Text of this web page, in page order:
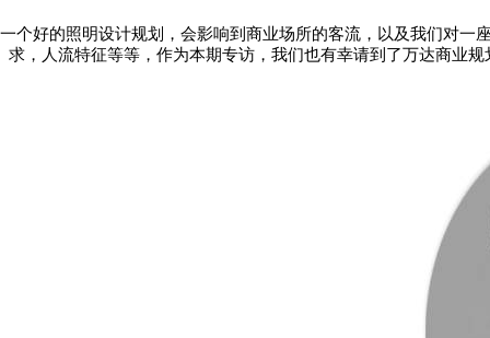
一个好的照明设计规划，会影响到商业场所的客流，以及我们对
求，人流特征等等，作为本期专访，我们也有幸请到了万达商业